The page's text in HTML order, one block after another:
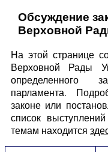
Обсуждение
Верховной
На этой странице
Верховной Рады
определенного
парламента.
законе или
список
темам находится